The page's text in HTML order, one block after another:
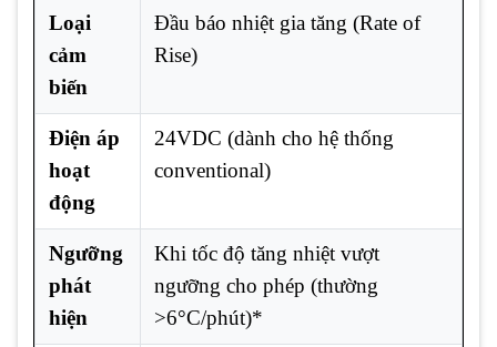
Loại
cảm
biến
Đầu báo nhiệt gia tăng (Rate of
Rise)
Điện áp
hoạt
động
24VDC (dành cho hệ thống
conventional)
Ngưỡng
phát
hiện
Khi tốc độ tăng nhiệt vượt
ngưỡng cho phép (thường
>6°C/phút)*